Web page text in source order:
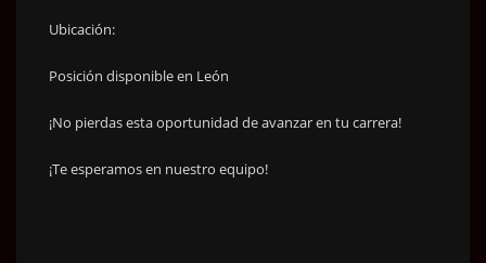
Ubicación:
Posición disponible en León
¡No pierdas esta oportunidad de avanzar en tu carrera!
¡Te esperamos en nuestro equipo!